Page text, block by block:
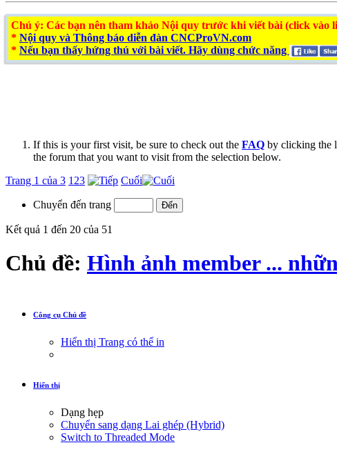
Chú ý: Các bạn nên tham khảo Nội quy trước khi viết bài (click vào
* Nội quy và Thông báo diễn đàn CNCProVN.com
* Nếu bạn thấy hứng thú với bài viết. Hãy dùng chức năng
If this is your first visit, be sure to check out the FAQ by clicking the
the forum that you want to visit from the selection below.
Trang 1 của 3 1 23 Cuối
Chuyển đến trang
Kết quả 1 đến 20 của 51
Chủ đề: Hình ảnh member ...
Công cụ Chủ đề
Hiển thị Trang có thể in
Hiển thị
Dạng hẹp
Chuyển sang dạng Lai ghép (Hybrid)
Switch to Threaded Mode